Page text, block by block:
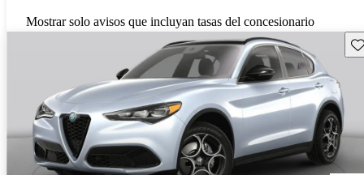
Mostrar solo avisos que incluyan tasas del concesionario